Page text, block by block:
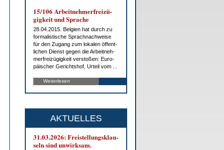
15/106 Ar­beit­neh­mer­frei­zü­
gig­keit und Spra­che
28.04.2015. Bel­gi­en hat durch zu
for­ma­lis­ti­sche Sprach­nach­wei­se
für den Zu­gang zum lo­ka­len öf­fent­
li­chen Dienst ge­gen die Ar­beit­neh­
mer­frei­zü­gig­keit ver­sto­ßen: Eu­ro­
päi­scher Ge­richts­hof, Ur­teil vom ...
Weiterlesen
AKTUELLES
31.03.2026: Frei­stel­lungs­klau­
seln sind un­wirk­sam.